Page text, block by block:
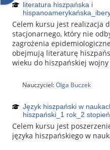
literatura hiszpańska i
Celem kursu jest realizacja
stacjonarnego, który nie
zagrożenia
obejmują literaturę
wieku do hiszpańskiej wojny
Nauczyciel:Olga Buczek
Język hiszpański w
hiszpański_1 rok_2
Celem kursu jest
języka hiszpańskiego w